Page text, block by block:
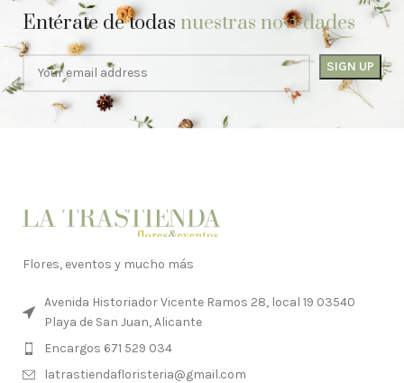
Entérate de todasnuestras novedades
Flores, eventos y mucho más
Avenida Historiador Vicente Ramos 28, local 19 03540
Playa de San Juan, Alicante
Encargos 671 529 034
latrastiendafloristeria@gmail.com